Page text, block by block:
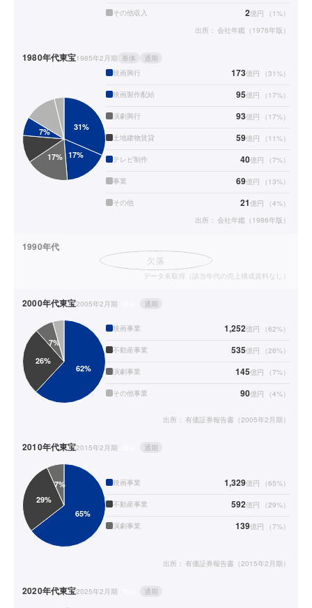
その他収入 2億円 （ 1%）
出所： 会社年鑑（1976年版）
1980年代東宝1985年2月期 単体
通期
映画興行
173億円 （31%）
映画製作配給 95億円 （ 17%）
演劇興行 93億円 （ 17%）
土地建物賃貸 59億円 （ 11%）
テレビ制作 40億円 （7%）
事業 69億円 （ 13%）
その他 21億円 （4%）
出所： 会社年鑑（1986年版）
1990年代
欠落
データ未取得（該当年代の売上構成資料なし）
2000年代東宝2005年2月期 通期
映画事業 1,252億円 （62%）
不動産事業 535億円 （26%）
演劇事業 145億円 （7%）
その他事業 90億円 （4%）
出所： 有価証券報告書（2005年2月期）
2010年代東宝2015年2月期 通期
映画事業 1,329億円 （65%）
不動産事業 592億円 （29%）
演劇事業 139億円 （7%）
出所： 有価証券報告書（2015年2月期）
2020年代東宝2025年2月期 通期